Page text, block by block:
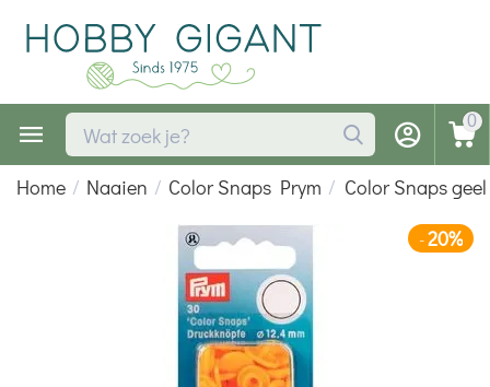
0
Home / Naaien / Color Snaps Prym / Color Snaps
-20%